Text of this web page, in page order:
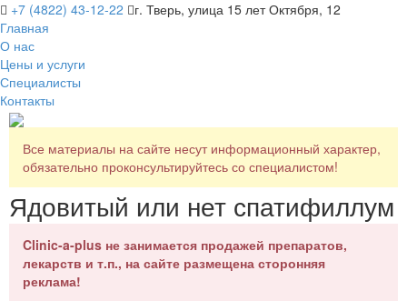
+7 (4822) 43-12-22
г. Тверь, улица 15 лет Октября, 12
Главная
О нас
Цены и услуги
Специалисты
Контакты
Все материалы на сайте несут информационный характер,
обязательно проконсультируйтесь со специалистом!
Ядовитый или нет спатифиллум
Clinic-a-plus не занимается продажей препаратов,
лекарств и т.п., на сайте размещена сторонняя
реклама!